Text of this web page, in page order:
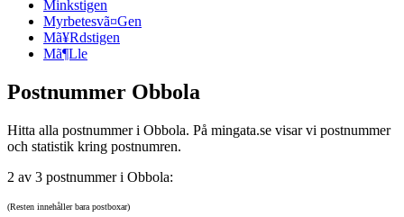
Minkstigen
Myrbetesvã¤Gen
Mã¥Rdstigen
Mã¶Lle
Postnummer Obbola
Hitta alla postnummer i Obbola. På mingata.se visar vi postnummer
och statistik kring postnumren.
2 av 3 postnummer i Obbola:
(Resten innehåller bara postboxar)